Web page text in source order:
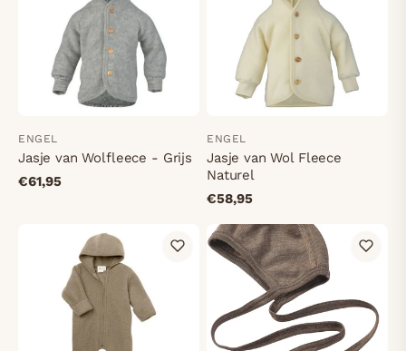
ENGEL
Jasje van Wolfleece - Grijs
€61,95
ENGEL
Jasje van Wol Fleece
Naturel
€58,95